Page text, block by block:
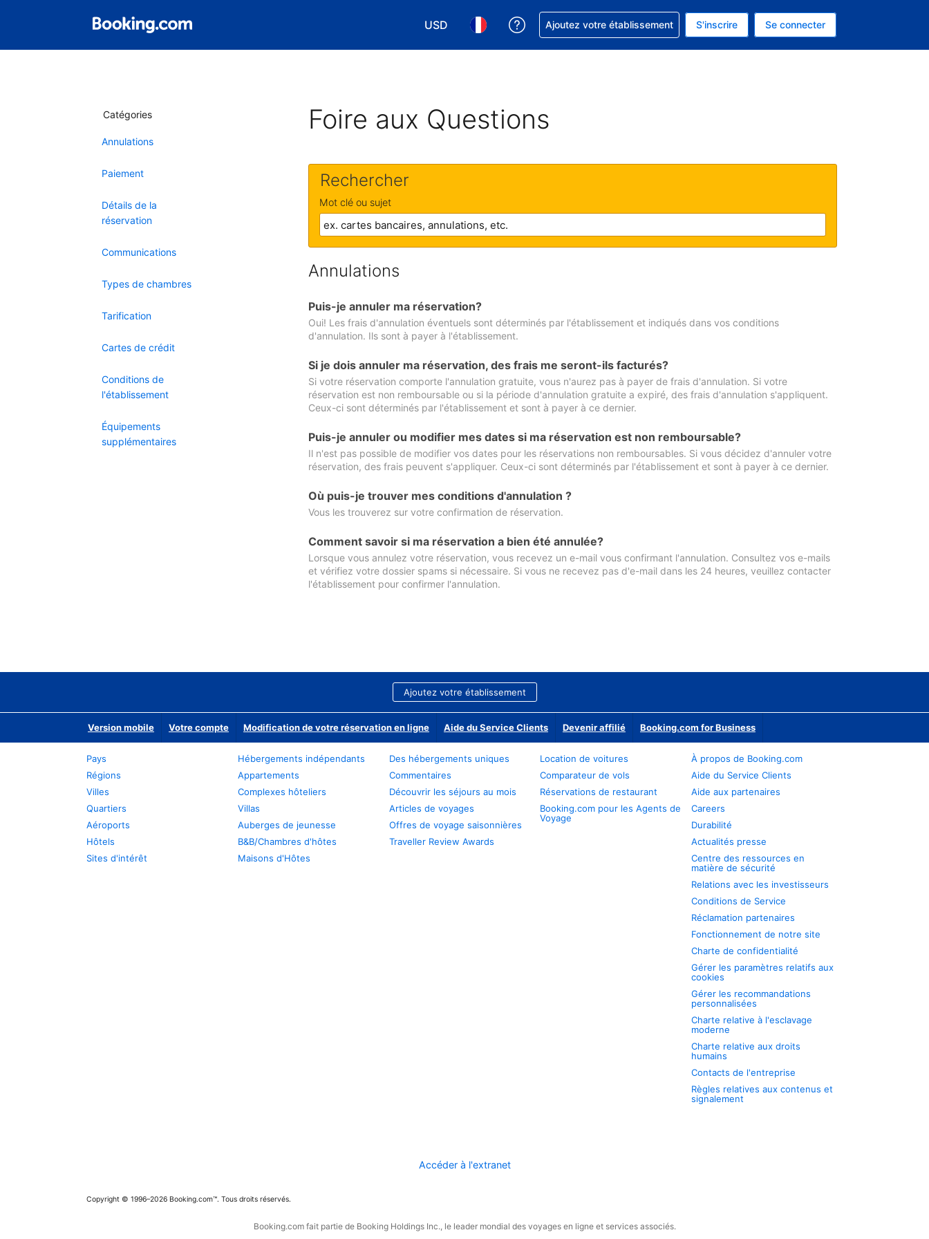
USD
Choisissez votre devise. Votre devise actuelle est celle-ci : Dollar américain.
Choisissez votre langue. Votre langue actuelle est celle-ci : Français.
Obtenez de l'aide concernant votre réservation
Ajoutez votre établissement S'inscrire Se connecter
Catégories
Annulations
Paiement
Détails de la
réservation
Communications
Types de chambres
Tarification
Cartes de crédit
Conditions de
l'établissement
Équipements
supplémentaires
Foire aux Questions
Rechercher
Mot clé ou sujet
Annulations
Puis-je annuler ma réservation?
Oui! Les frais d'annulation éventuels sont déterminés par l'établissement et indiqués dans vos conditions
d'annulation. Ils sont à payer à l'établissement.
Si je dois annuler ma réservation, des frais me seront-ils facturés?
Si votre réservation comporte l'annulation gratuite, vous n'aurez pas à payer de frais d'annulation. Si votre
réservation est non remboursable ou si la période d'annulation gratuite a expiré, des frais d'annulation s'appliquent.
Ceux-ci sont déterminés par l'établissement et sont à payer à ce dernier.
Puis-je annuler ou modifier mes dates si ma réservation est non remboursable?
Il n'est pas possible de modifier vos dates pour les réservations non remboursables. Si vous décidez d'annuler votre
réservation, des frais peuvent s'appliquer. Ceux-ci sont déterminés par l'établissement et sont à payer à ce dernier.
Où puis-je trouver mes conditions d'annulation ?
Vous les trouverez sur votre confirmation de réservation.
Comment savoir si ma réservation a bien été annulée?
Lorsque vous annulez votre réservation, vous recevez un e-mail vous confirmant l'annulation. Consultez vos e-mails
et vérifiez votre dossier spams si nécessaire. Si vous ne recevez pas d'e-mail dans les 24 heures, veuillez contacter
l'établissement pour confirmer l'annulation.
Ajoutez votre établissement
Version mobile Votre compte Modification de votre réservation en ligne Aide du Service Clients Devenir affilié Booking.com for Business
Pays
Régions
Villes
Quartiers
Aéroports
Hôtels
Sites d'intérêt
Hébergements indépendants
Appartements
Complexes hôteliers
Villas
Auberges de jeunesse
B&B/Chambres d'hôtes
Maisons d'Hôtes
Des hébergements uniques
Commentaires
Découvrir les séjours au mois
Articles de voyages
Offres de voyage saisonnières
Traveller Review Awards
Location de voitures
Comparateur de vols
Réservations de restaurant
Booking.com pour les Agents de
Voyage
À propos de Booking.com
Aide du Service Clients
Aide aux partenaires
Careers
Durabilité
Actualités presse
Centre des ressources en
matière de sécurité
Relations avec les investisseurs
Conditions de Service
Réclamation partenaires
Fonctionnement de notre site
Charte de confidentialité
Gérer les paramètres relatifs aux
cookies
Gérer les recommandations
personnalisées
Charte relative à l'esclavage
moderne
Charte relative aux droits
humains
Contacts de l'entreprise
Règles relatives aux contenus et
signalement
Accéder à l'extranet
Copyright © 1996–2026 Booking.com™. Tous droits réservés.
Booking.com fait partie de Booking Holdings Inc., le leader mondial des voyages en ligne et services associés.